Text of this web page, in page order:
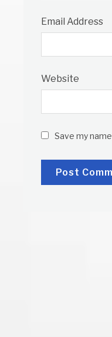
Email Address
Website
Save my